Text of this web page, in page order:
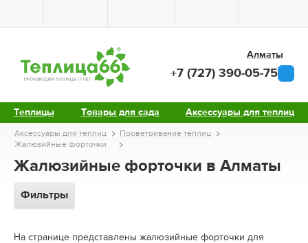
Теплицы Товары для сада Аксессуары для теплиц
Алматы
+7 (727) 390-05-75
Аксессуары для теплиц
Проветривание теплиц
Жалюзийные форточки
Жалюзийные форточки в Алматы
Фильтры
На странице представлены жалюзийные форточки для